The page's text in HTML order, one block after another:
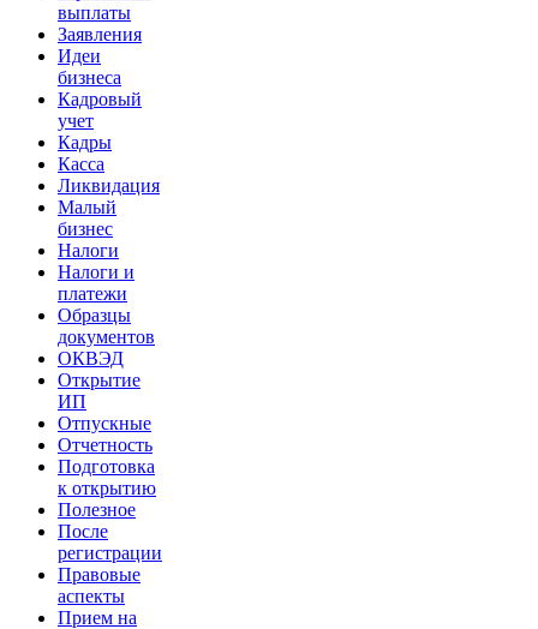
выплаты
Заявления
Идеи
бизнеса
Кадровый
учет
Кадры
Касса
Ликвидация
Малый
бизнес
Налоги
Налоги и
платежи
Образцы
документов
ОКВЭД
Открытие
ИП
Отпускные
Отчетность
Подготовка
к открытию
Полезное
После
регистрации
Правовые
аспекты
Прием на